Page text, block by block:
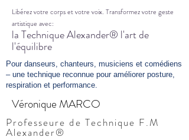
Libérez votre corps et votre voix. Transformez votre geste
artistique avec:
la Technique Alexander® l'art de
l'équilibre
Pour danseurs, chanteurs, musiciens et comédiens
– une technique reconnue pour améliorer posture,
respiration et performance.
Véronique MARCO
Professeure de Technique F.M
Alexander®